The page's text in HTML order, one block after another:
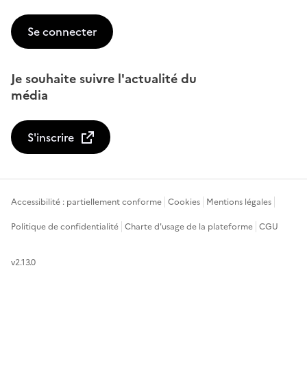
Se connecter
Je souhaite suivre l'actualité du
média
S'inscrire
Accessibilité : partiellement conforme Cookies Mentions légales
Politique de confidentialité Charte d'usage de la plateforme CGU
v2.13.0